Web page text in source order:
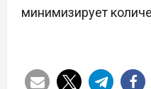
минимизирует